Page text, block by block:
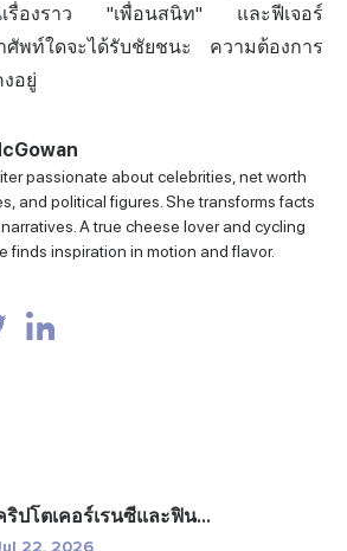
เรื่องราว "เพื่อนสนิท" และฟีเจอร์
พท์ใดจะได้รับชัยชนะ ความต้องการ
อยู่
passionate about celebrities, net worth
and political figures. She transforms facts
A true cheese lover and cycling
finds inspiration in motion and flavor.
ริปโตเคอร์เรนซีและฟิน...
22, 2026